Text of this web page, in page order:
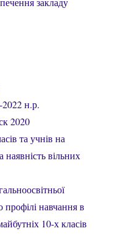
н.р.
2020
та учнів на
наявність вільних
профілі навчання в
10-х класів